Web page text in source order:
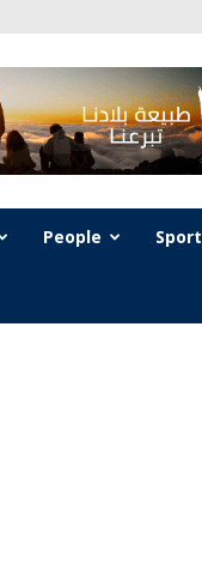
People Sport